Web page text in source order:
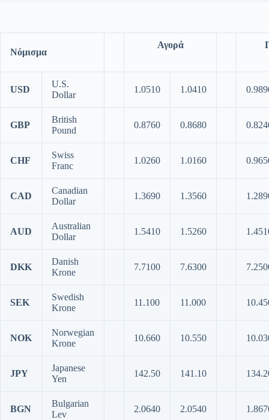
Νόμισμα
Αγορά
USD
U.S.
Dollar
1.0510 1.0410
GBP
British
Pound
0.8760 0.8680
CHF
Swiss
Franc
1.0260 1.0160
CAD
Canadian
Dollar
1.3690 1.3560
AUD
Australian
Dollar
1.5410 1.5260
DKK
Danish
Krone
7.7100 7.6300
SEK
Swedish
Krone
11.100 11.000
NOK
Norwegian
Krone
10.660 10.550
JPY
Japanese
Yen
142.50 141.10
BGN
Bulgarian
Lev
2.0640 2.0540